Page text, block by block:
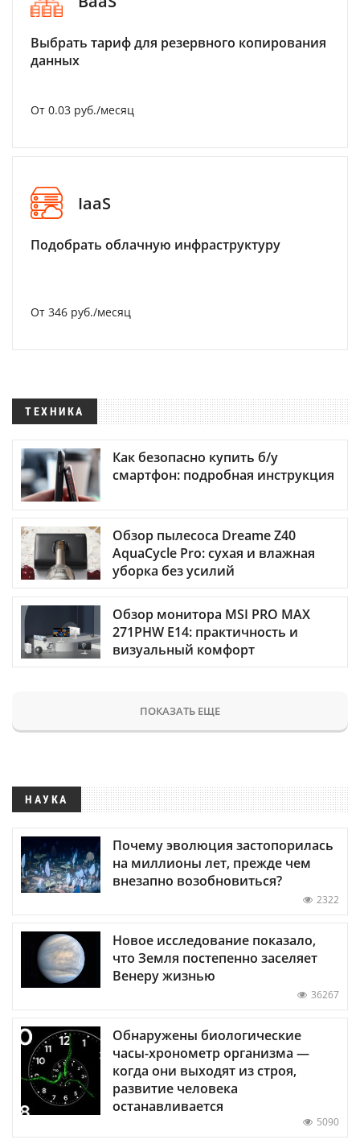
Выбрать тариф для резервного копирования
данных
От 0.03 руб./месяц
IaaS
Подобрать облачную инфраструктуру
От 346 руб./месяц
ТЕХНИКА
Как безопасно купить б/у
смартфон: подробная инструкция
Обзор пылесоса Dreame Z40
AquaCycle Pro: сухая и влажная
уборка без усилий
Обзор монитора MSI PRO MAX
271PHW E14: практичность и
визуальный комфорт
ПОКАЗАТЬ ЕЩЕ
НАУКА
Почему эволюция застопорилась
на миллионы лет, прежде чем
внезапно возобновиться?
2322
Новое исследование показало,
что Земля постепенно заселяет
Венеру жизнью
36267
Обнаружены биологические
часы-хронометр организма —
когда они выходят из строя,
развитие человека
останавливается
5090